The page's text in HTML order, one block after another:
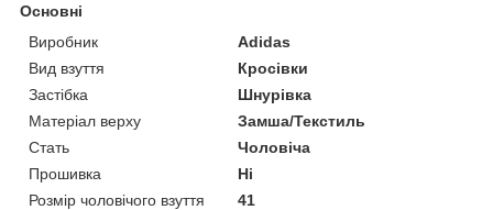
Основні
Виробник
Adidas
Вид взуття
Кросівки
Застібка
Шнурівка
Матеріал верху
Замша/Текстиль
Стать
Чоловіча
Прошивка
Ні
Розмір чоловічого взуття
41